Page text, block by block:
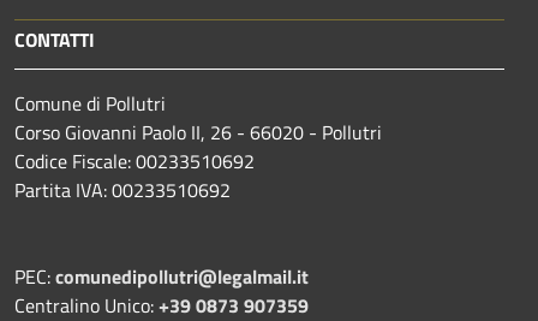
CONTATTI
Comune di Pollutri
Corso Giovanni Paolo II, 26 - 66020 - Pollutri
Codice Fiscale: 00233510692
Partita IVA: 00233510692
PEC:comunedipollutri@legalmail.it
Centralino Unico:+39 0873 907359